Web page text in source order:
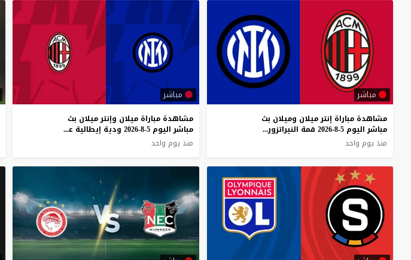
مباشر
مشاهدة مباراة إنتر ميلان وميلان بث
مباشر اليوم 5-8-2026 قمة النيراتزوري ضد الروسونيري الودية
منذ يوم واحد
مباشر
مشاهدة مباراة ميلان وإنتر ميلان بث
مباشر اليوم 5-8-2026 ودية إيطالية على أوبتوس
منذ يوم واحد